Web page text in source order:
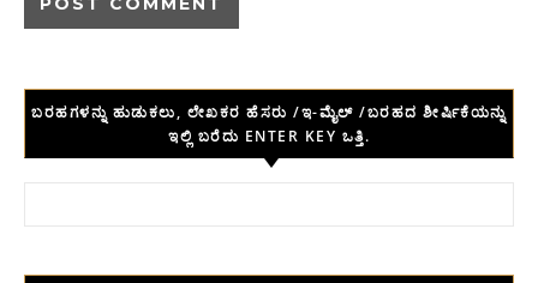
ಬರಹಗಳನ್ನು ಹುಡುಕಲು, ಲೇಖಕರ ಹೆಸರು /ಇ-ಮೈಲ್ /ಬರಹದ ಶೀರ್ಷಿಕೆಯನ್ನು
ಇಲ್ಲಿ ಬರೆದು ENTER KEY ಒತ್ತಿ.